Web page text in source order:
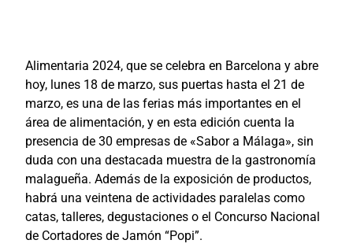
Alimentaria 2024, que se celebra en Barcelona y abre
hoy, lunes 18 de marzo, sus puertas hasta el 21 de
marzo, es una de las ferias más importantes en el
área de alimentación, y en esta edición cuenta la
presencia de 30 empresas de «Sabor a Málaga», sin
duda con una destacada muestra de la gastronomía
malagueña. Además de la exposición de productos,
habrá una veintena de actividades paralelas como
catas, talleres, degustaciones o el Concurso Nacional
de Cortadores de Jamón “Popi”.